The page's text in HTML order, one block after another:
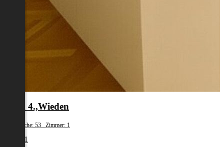
Wien 4.,Wieden
Wohnfläche: 53 Zimmer: 1
€ 1.461